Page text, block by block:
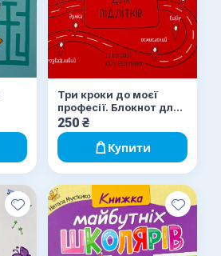
Три кроки до моєї
професії. Блокнот для
підлітків
250 ₴
Купити